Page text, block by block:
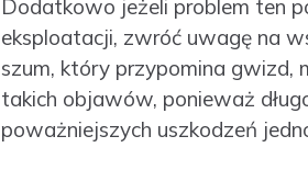
Dodatkowo jeżeli problem ten
eksploatacji, zwróć uwagę na
szum, który przypomina gwizd,
takich objawów, ponieważ
poważniejszych uszkodzeń